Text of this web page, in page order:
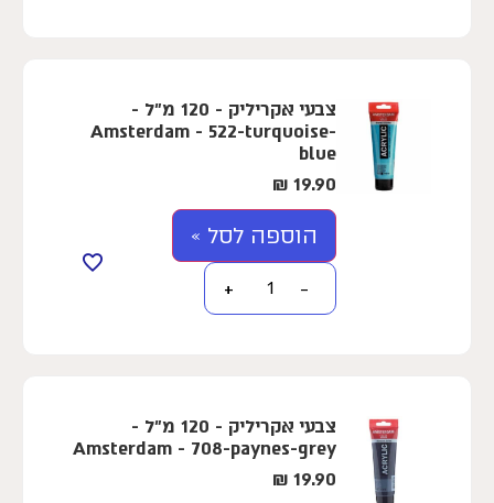
צבעי אקריליק - 120 מ"ל -
Amsterdam - 522-turquoise-
blue
19.90
₪
הוספה לסל »
−
+
צבעי אקריליק - 120 מ"ל -
Amsterdam - 708-paynes-grey
19.90
₪